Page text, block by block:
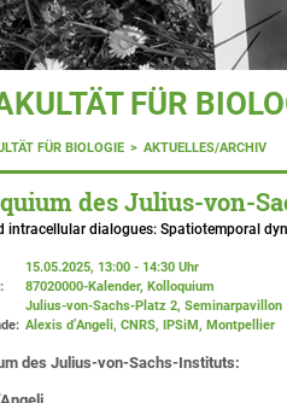
FÜR
FÜR BIOLOGIE AKTUELLES/ARCHIV
des Julius-von-
intracellular dialogues: Spatiotemporal
15.05.2025, 13:00 - 14:30 Uhr
87020000-Kalender, Kolloquium
Julius-von-Sachs-Platz 2, Seminarpavillon
Alexis d’Angeli, CNRS, IPSiM, Montpellier
des Julius-von-Sachs-Instituts: